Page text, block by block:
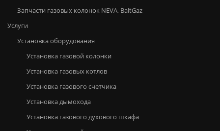
Запчасти газовых колонок NEVA, BaltGaz
Услуги
Установка оборудования
Установка газовой колонки
Установка газовых котлов
Установка газового счетчика
Установка дымохода
Установка газового духового шкафа